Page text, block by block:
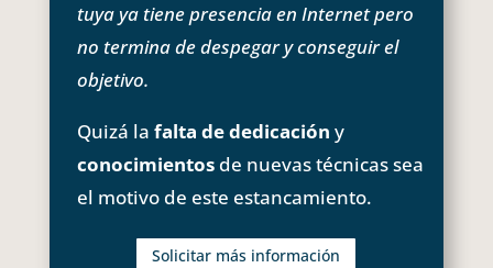
tuya ya tiene presencia en Internet pero
no termina de despegar y conseguir el
objetivo.
Quizá la falta de dedicación y
conocimientosde nuevas técnicas sea
el motivo de este estancamiento.
Solicitar más información